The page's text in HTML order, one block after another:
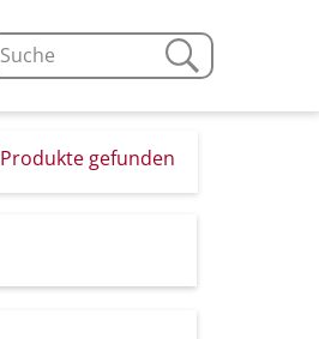
Produkte gefunden